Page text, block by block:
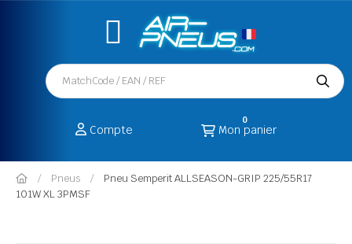
Compte Mon panier
0
Pneus
Pneu Semperit ALLSEASON-GRIP 225/55R17
101W XL 3PMSF